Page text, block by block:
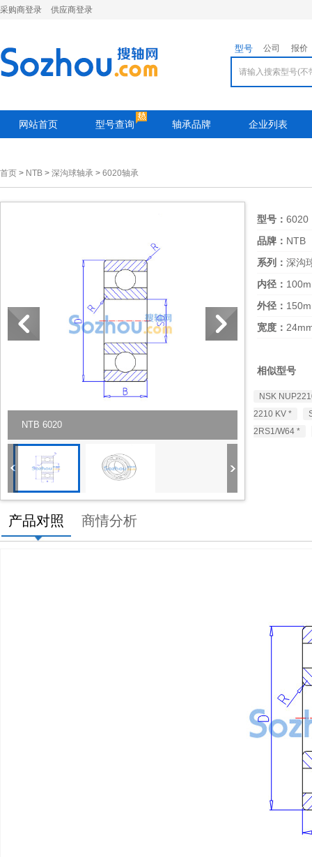
采购商登录 供应商登录
型号 公司 报价
网站首页 型号查询 轴承品牌 企业列表
首页 > NTB > 深沟球轴承 > 6020轴承
NTB 6020
型号： 6020
品牌： NTB
系列： 深沟
内径：
外径：
宽度：
相似型号
NSK
2210 KV *
2RS1/W64 *
产品对照 商情分析